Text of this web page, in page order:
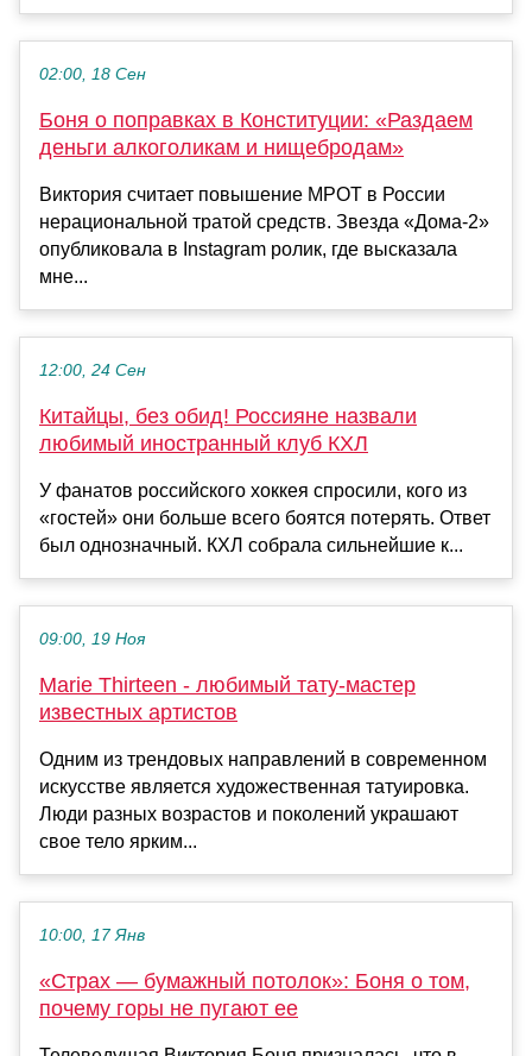
02:00, 18 Сен
Боня о поправках в Конституции: «Раздаем
деньги алкоголикам и нищебродам»
Виктория считает повышение МРОТ в России
нерациональной тратой средств. Звезда «Дома-2»
опубликовала в Instagram ролик, где высказала
мне...
12:00, 24 Сен
Китайцы, без обид! Россияне назвали
любимый иностранный клуб КХЛ
У фанатов российского хоккея спросили, кого из
«гостей» они больше всего боятся потерять. Ответ
был однозначный. КХЛ собрала сильнейшие к...
09:00, 19 Ноя
Marie Thirteen - любимый тату-мастер
известных артистов
Одним из трендовых направлений в современном
искусстве является художественная татуировка.
Люди разных возрастов и поколений украшают
свое тело ярким...
10:00, 17 Янв
«Страх — бумажный потолок»: Боня о том,
почему горы не пугают ее